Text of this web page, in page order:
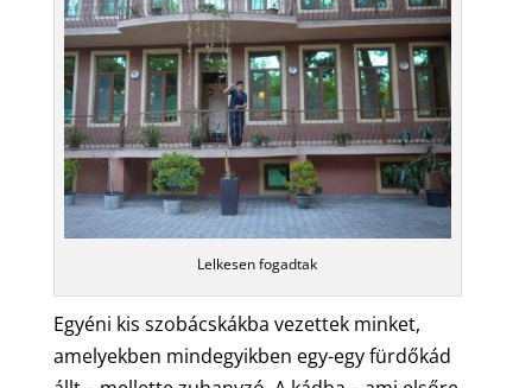
Lelkesen fogadtak
Egyéni kis szobácskákba vezettek minket,
amelyekben mindegyikben egy-egy fürdőkád